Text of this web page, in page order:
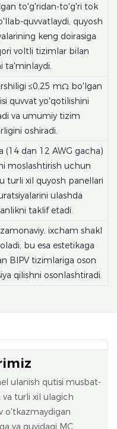
to'g'ridan-to'g'ri tok
quvvatlaydi, quyosh
keng doirasiga
voltli tizimlar bilan
ta'minlaydi.
≤0,25 mΩ bo'lgan
quvvat yo'qotilishini
va umumiy tizim
oshiradi.
(14 dan 12 AWG gacha)
moslashtirish uchun
turli xil quyosh panellari
ulashda
taklif etadi.
ixcham shakl
bu esa estetikaga
BIPV tizimlariga oson
qilishni osonlashtiradi.
ulanish qutisi musbat-
turli xil ulagich
o'tkazmaydigan
va quyidagi MC